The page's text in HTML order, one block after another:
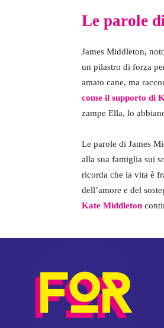
Le parole
James Middleton,
un pilastro di forza
amato cane, ma
come il supporto di
zampe Ella, lo
Le parole di James
alla sua famiglia sui
ricorda che la vita è
dell’amore e del
Kate Middleton